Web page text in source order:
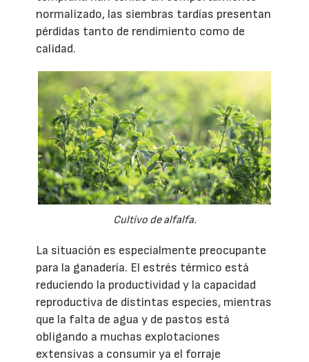
normalizado, las siembras tardías presentan
pérdidas tanto de rendimiento como de
calidad.
Cultivo de alfalfa.
La situación es especialmente preocupante
para la ganadería. El estrés térmico está
reduciendo la productividad y la capacidad
reproductiva de distintas especies, mientras
que la falta de agua y de pastos está
obligando a muchas explotaciones
extensivas a consumir ya el forraje